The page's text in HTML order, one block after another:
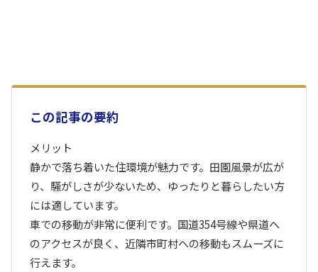
この記事の要約
メリット
静かで落ち着いた住環境が魅力です。田園風景が広が
り、騒がしさが少ないため、ゆったりと暮らしたい方
には適しています。
車での移動が非常に便利です。国道354号線や県道へ
のアクセスが良く、近隣市町村への移動もスムーズに
行えます。